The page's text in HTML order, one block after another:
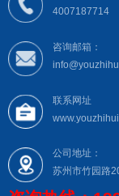
4007187714
咨询邮箱：
联系网址
公司地址：
苏州市竹园路